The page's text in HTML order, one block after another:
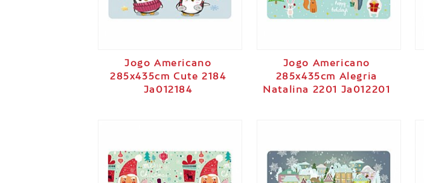
Jogo Americano
285x435cm Cute 2184
Ja012184
Jogo Americano
285x435cm Alegria
Natalina 2201 Ja012201